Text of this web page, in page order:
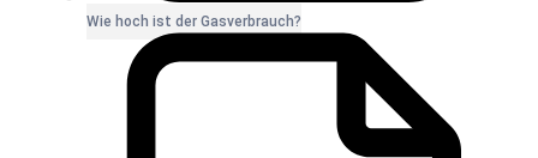
Wie hoch ist der Gasverbrauch?